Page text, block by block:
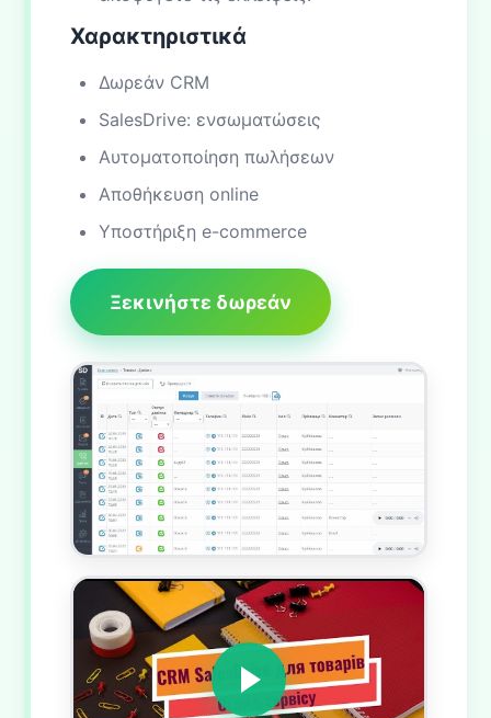
Χαρακτηριστικά
Δωρεάν CRM
SalesDrive: ενσωματώσεις
Αυτοματοποίηση πωλήσεων
Αποθήκευση online
Υποστήριξη e-commerce
Ξεκινήστε δωρεάν